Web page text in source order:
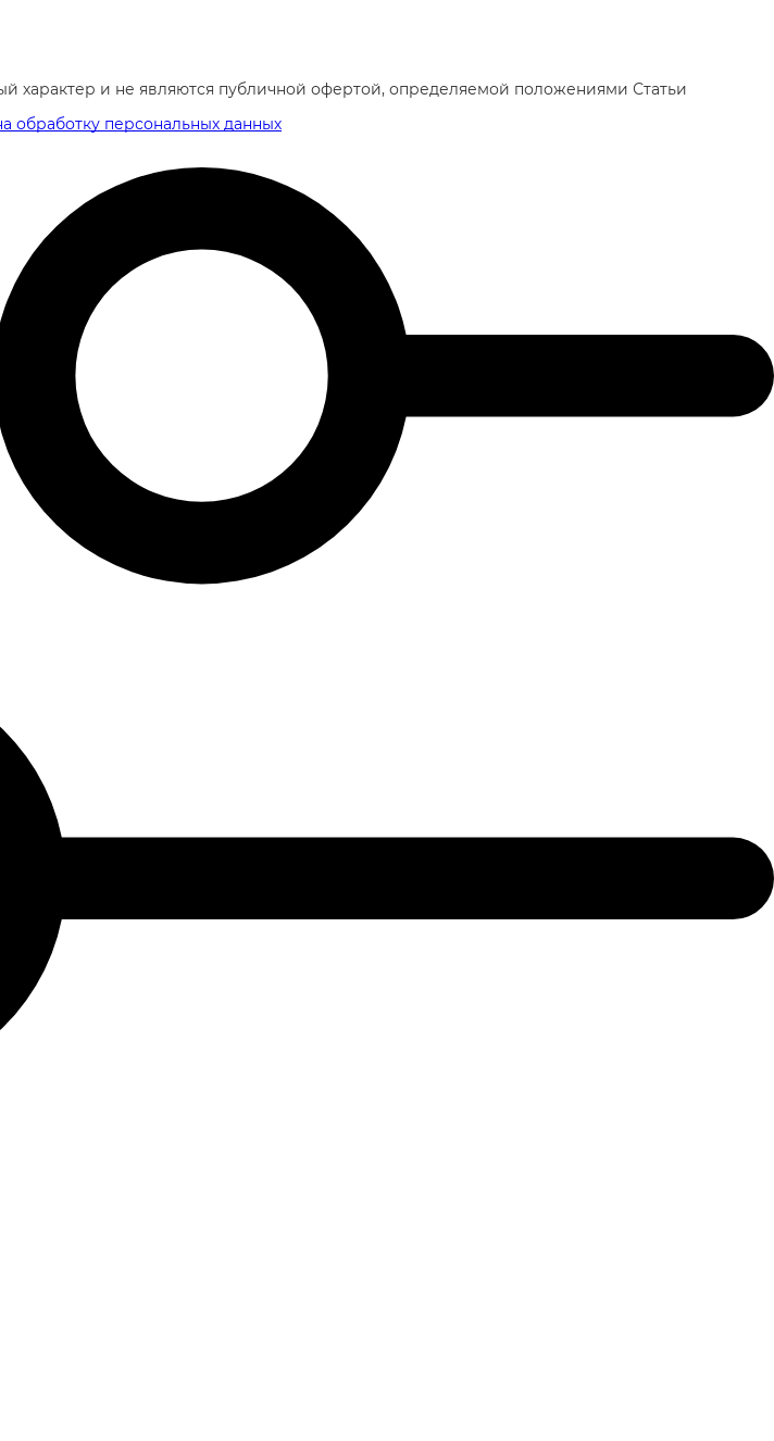
характер и не являются публичной офертой, определяемой положениями Статьи
обработку персональных данных